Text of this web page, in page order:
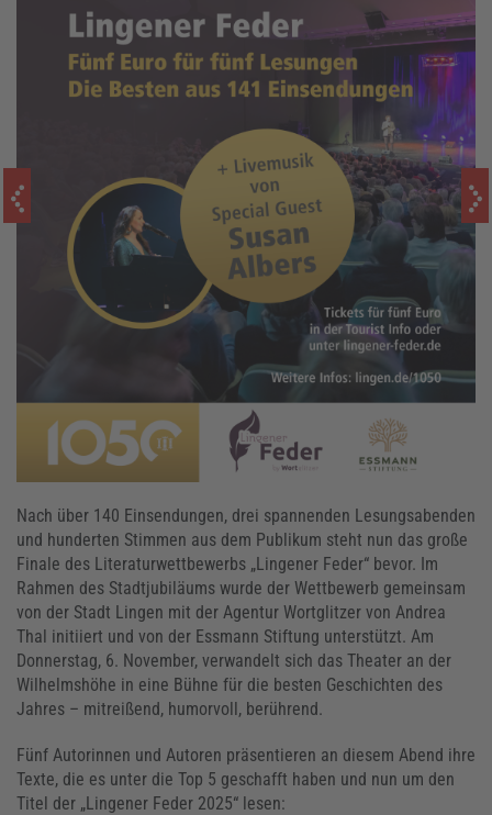
Nach über 140 Einsendungen, drei spannenden Lesungsabenden
und hunderten Stimmen aus dem Publikum steht nun das große
Finale des Literaturwettbewerbs „Lingener Feder“ bevor. Im
Rahmen des Stadtjubiläums wurde der Wettbewerb gemeinsam
von der Stadt Lingen mit der Agentur Wortglitzer von Andrea
Thal initiiert und von der Essmann Stiftung unterstützt. Am
Donnerstag, 6. November, verwandelt sich das Theater an der
Wilhelmshöhe in eine Bühne für die besten Geschichten des
Jahres – mitreißend, humorvoll, berührend.
Fünf Autorinnen und Autoren präsentieren an diesem Abend ihre
Texte, die es unter die Top 5 geschafft haben und nun um den
Titel der „Lingener Feder 2025“ lesen: